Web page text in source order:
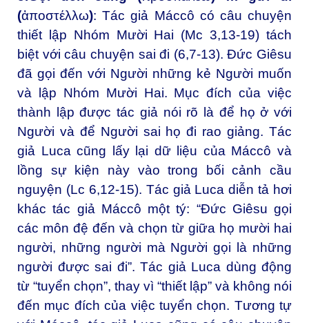
(ἀποστέλλω): Tác giả Máccô có câu chuyện
thiết lập Nhóm Mười Hai (Mc 3,13-19) tách
biệt với câu chuyện sai đi (6,7-13). Đức Giêsu
đã gọi đến với Người những kẻ Người muốn
và lập Nhóm Mười Hai. Mục đích của việc
thành lập được tác giả nói rõ là để họ ở với
Người và để Người sai họ đi rao giảng. Tác
giả Luca cũng lấy lại dữ liệu của Máccô và
lồng sự kiện này vào trong bối cảnh cầu
nguyện (Lc 6,12-15). Tác giả Luca diễn tả hơi
khác tác giả Máccô một tý: “Đức Giêsu gọi
các môn đệ đến và chọn từ giữa họ mười hai
người, những người mà Người gọi là những
người được sai đi”. Tác giả Luca dùng động
từ “tuyển chọn”, thay vì “thiết lập” và không nói
đến mục đích của việc tuyển chọn. Tương tự